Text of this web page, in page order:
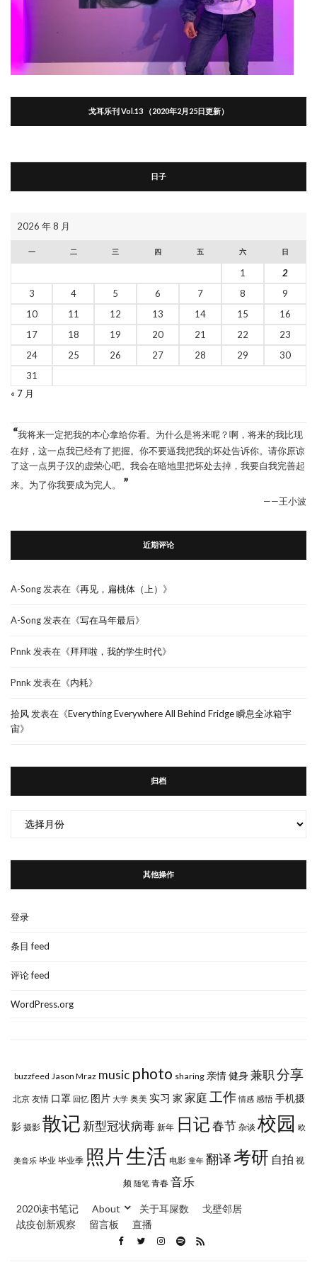
戈耳乐刊 Vol.13 （2020年2月25日更新）
日子
2026 年 8 月
一 二 三 四 五 六 日
1
2
3
4 5 6 7 8
9
10
11 12 13 14 15
16
17
18 19 20 21 22
23
24
25 26 27 28 29
30
31
« 7 月
“我将来一定把我的本心拿给你看。为什么是将来呢？啊，将来的我比现
在好，这一点我已经有了把握。你不要逼我把我的坏处告诉你。请你原谅
了这一点男子汉的虚荣心吧。我会在暗地里把坏处去掉，我要自我完善起
来。为了你我要成为完人。
”
——王小波
近期评论
A-Song发表在《再见，扁桃体（上） 》
A-Song发表在《写在马年最后》
Pnnk发表在《拜拜啦，我的学生时代》
Pnnk发表在《内耗》
拾风发表在《Everything Everywhere All Behind Fridge 瞬息全冰箱宇
宙》
归档
其他操作
登录
条目 feed
评论 feed
WordPress.org
buzzfeed Jason Mraz music photo sharing 亲情 健身 兼职分享
北京 友情 口罩 回忆 图片 大学 奥美 实习 家 家庭 工作 情感 感悟 手机摄
影 摄影 散记 新型冠状病毒 新年 日记 春节 杂谈 校园 欧
美音乐 毕业 毕业季 照片生活 电影 童年 翻译考研 自拍 视
频 随笔 青春 音乐
2020读书笔记 About 关于耳屎数
戈壁邻居
战疫创新观察
留言板 直播